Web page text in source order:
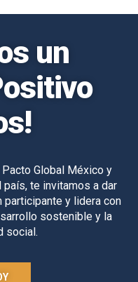
un
Global México y
te invitamos a dar
y lidera con
sostenible y la
social.